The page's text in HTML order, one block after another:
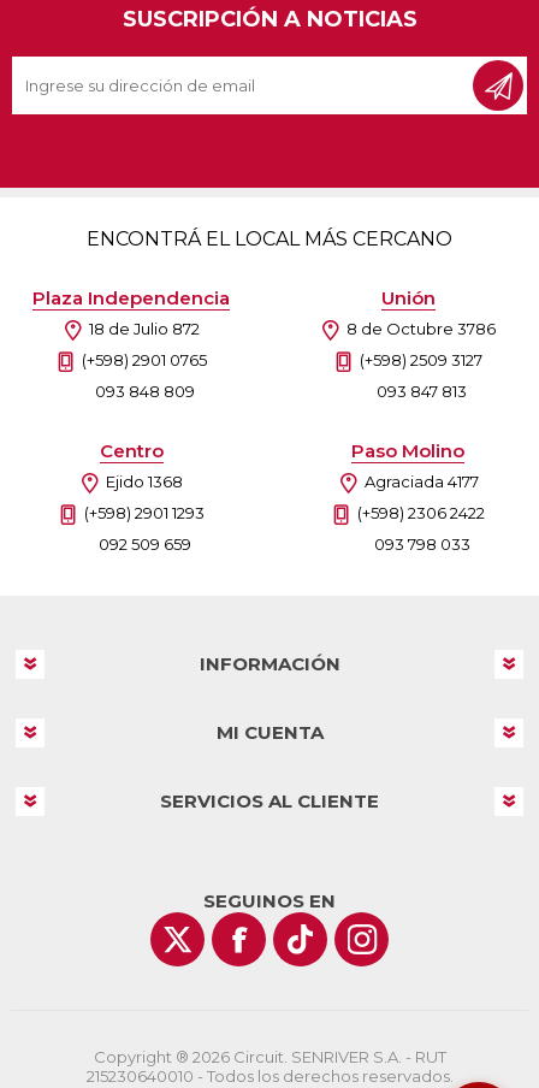
SUSCRIPCIÓN A NOTICIAS
ENCONTRÁ EL LOCAL MÁS CERCANO
Plaza Independencia
18 de Julio 872
(+598) 2901 0765
093 848 809
Unión
8 de Octubre 3786
(+598) 2509 3127
093 847 813
Centro
Ejido 1368
(+598) 2901 1293
092 509 659
Paso Molino
Agraciada 4177
(+598) 2306 2422
093 798 033
INFORMACIÓN
MI CUENTA
SERVICIOS AL CLIENTE
SEGUINOS EN
Copyright ® 2026 Circuit. SENRIVER S.A. - RUT
215230640010 - Todos los derechos reservados.